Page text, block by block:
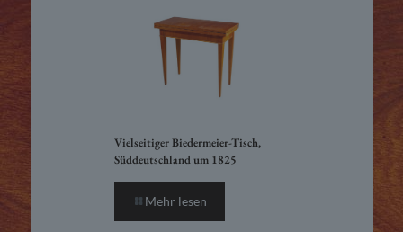
Vielseitiger Biedermeier-Tisch,
Süddeutschland um 1825
Mehr lesen